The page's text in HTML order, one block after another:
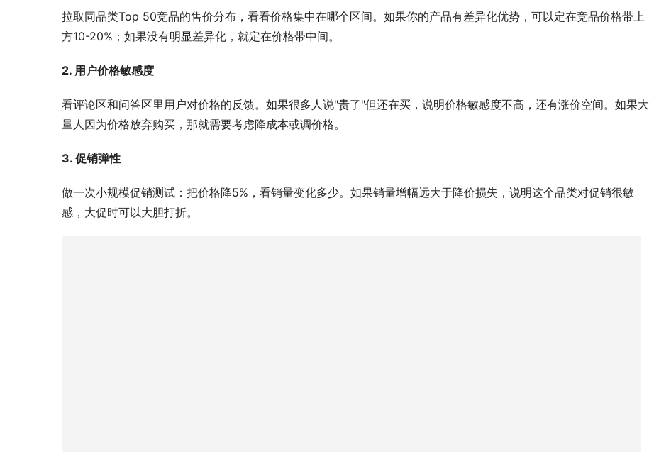
拉取同品类Top 50竞品的售价分布，看看价格集中在哪个区间。如果你的产品有差异化优势，可以定在竞品价格带上
方10-20%；如果没有明显差异化，就定在价格带中间。
2. 用户价格敏感度
看评论区和问答区里用户对价格的反馈。如果很多人说"贵了"但还在买，说明价格敏感度不高，还有涨价空间。如果大
量人因为价格放弃购买，那就需要考虑降成本或调价格。
3. 促销弹性
做一次小规模促销测试：把价格降5%，看销量变化多少。如果销量增幅远大于降价损失，说明这个品类对促销很敏
感，大促时可以大胆打折。